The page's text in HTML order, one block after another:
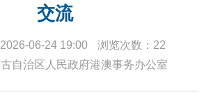
交流
06-24 19:00
浏览次数：22
自治区人民政府港澳事务办公室